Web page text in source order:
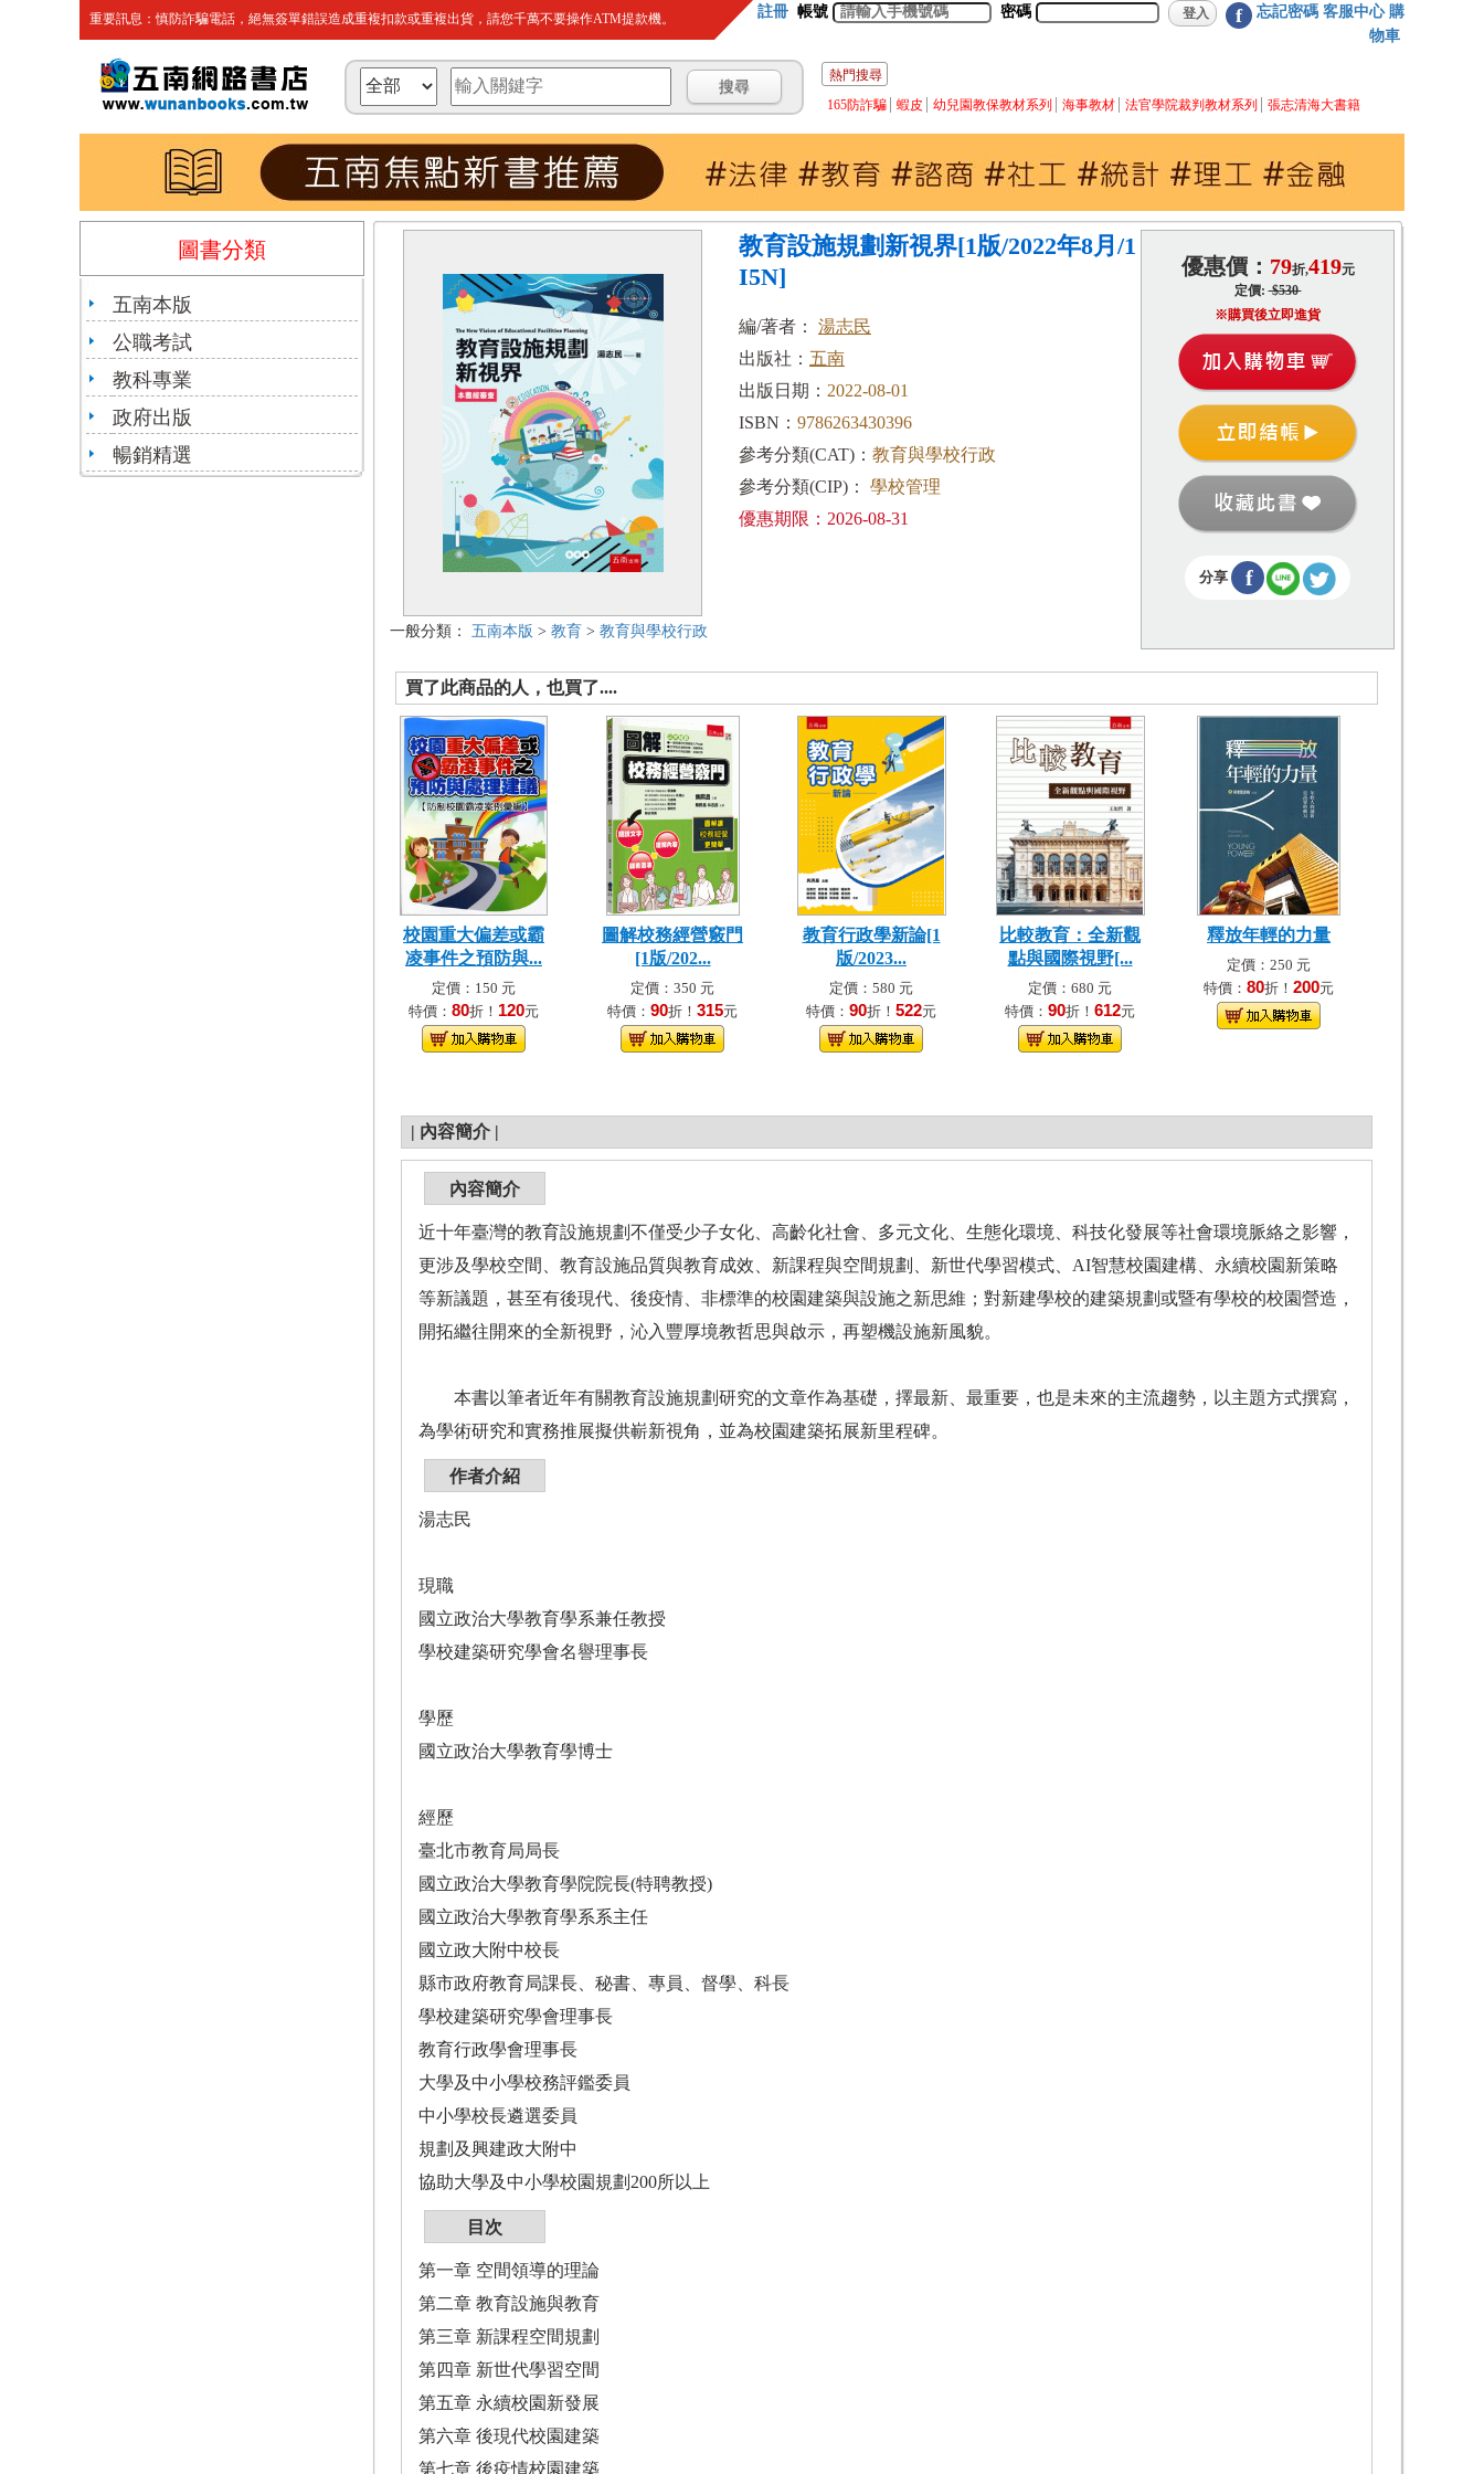
重要訊息：慎防詐騙電話，絕無簽單錯誤造成重複扣款或重複出貨，請您千萬不要操作ATM提款機。 註冊 帳號 密碼 f 忘記密碼 客服中心 購
物車
熱門搜尋
165防詐騙
蝦皮 幼兒園教保教材系列 海事教材 法官學院裁判教材系列 張志清海大書籍
圖書分類
五南本版
公職考試
教科專業
政府出版
暢銷精選
一般分類： 五南本版 > 教育 > 教育與學校行政
教育設施規劃新視界[1版/2022年8月/1
I5N]
編/著者： 湯志民
出版社： 五南
出版日期： 2022-08-01
ISBN： 9786263430396
參考分類(CAT)： 教育與學校行政
參考分類(CIP)：
學校管理
優惠期限：2026-08-31
優惠價： 79折,419元
定價:$530
※購買後立即進貨
分享 f
買了此商品的人，也買了....
校園重大偏差或霸
凌事件之預防與...
定價：150 元
特價： 80折！ 120元
圖解校務經營竅門
[1版/202...
定價：350 元
特價： 90折！ 315元
教育行政學新論[1
版/2023...
定價：580 元
特價： 90折！ 522元
比較教育：全新觀
點與國際視野[...
定價：680 元
特價： 90折！ 612元
釋放年輕的力量
定價：250 元
特價： 80折！ 200元
| 內容簡介 |
內容簡介
近十年臺灣的教育設施規劃不僅受少子女化、高齡化社會、多元文化、生態化環境、科技化發展等社會環境脈絡之影響，
更涉及學校空間、教育設施品質與教育成效、新課程與空間規劃、新世代學習模式、AI智慧校園建構、永續校園新策略
等新議題，甚至有後現代、後疫情、非標準的校園建築與設施之新思維；對新建學校的建築規劃或暨有學校的校園營造，
開拓繼往開來的全新視野，沁入豐厚境教哲思與啟示，再塑機設施新風貌。
本書以筆者近年有關教育設施規劃研究的文章作為基礎，擇最新、最重要，也是未來的主流趨勢，以主題方式撰寫，
為學術研究和實務推展擬供嶄新視角，並為校園建築拓展新里程碑。
作者介紹
湯志民
現職
國立政治大學教育學系兼任教授
學校建築研究學會名譽理事長
學歷
國立政治大學教育學博士
經歷
臺北市教育局局長
國立政治大學教育學院院長(特聘教授)
國立政治大學教育學系系主任
國立政大附中校長
縣市政府教育局課長、秘書、專員、督學、科長
學校建築研究學會理事長
教育行政學會理事長
大學及中小學校務評鑑委員
中小學校長遴選委員
規劃及興建政大附中
協助大學及中小學校園規劃200所以上
目次
第一章 空間領導的理論
第二章 教育設施與教育
第三章 新課程空間規劃
第四章 新世代學習空間
第五章 永續校園新發展
第六章 後現代校園建築
第七章 後疫情校園建築